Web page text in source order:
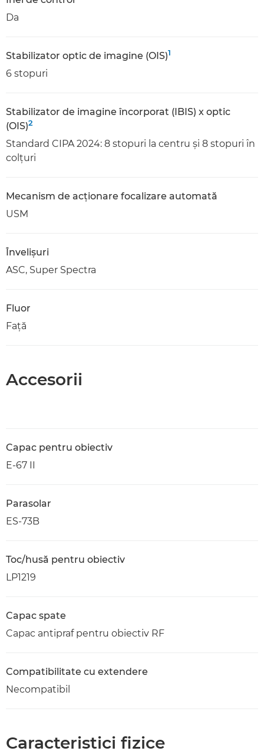
Da
Stabilizator optic de imagine (OIS)1
6 stopuri
Stabilizator de imagine încorporat (IBIS) x optic
(OIS)2
Standard CIPA 2024: 8 stopuri la centru şi 8 stopuri în
colţuri
Mecanism de acţionare focalizare automată
USM
Învelişuri
ASC, Super Spectra
Fluor
Faţă
Accesorii
Capac pentru obiectiv
E-67 II
Parasolar
ES-73B
Toc/husă pentru obiectiv
LP1219
Capac spate
Capac antipraf pentru obiectiv RF
Compatibilitate cu extendere
Necompatibil
Caracteristici fizice